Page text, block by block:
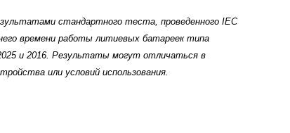
стандартного теста, проведенного IEC
времени работы литиевых батареек типа
и 2016. Результаты могут отличаться в
или условий использования.